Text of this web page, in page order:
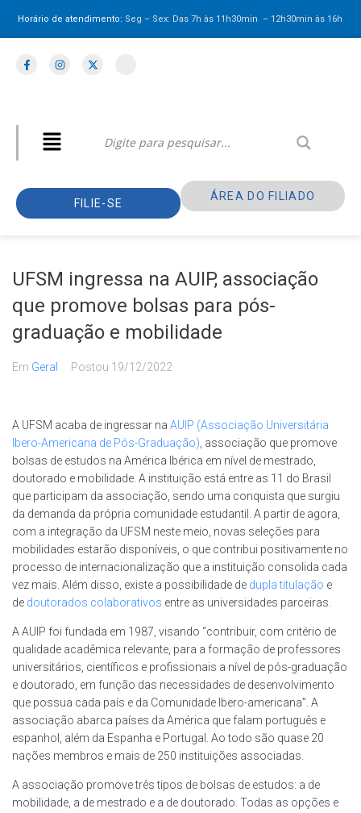
Horário de atendimento: Seg – Sex: Das 7h às 11h30min – 12h30minàs 16h
FILIE-SE
ÁREA DO FILIADO
UFSM ingressa na AUIP, associação
que promove bolsas para pós-
graduação e mobilidade
Em Geral Postou 19/12/2022
A UFSM acaba de ingressar na AUIP (Associação Universitária
Ibero-Americana de Pós-Graduação), associação que promove
bolsas de estudos na América Ibérica em nível de mestrado,
doutorado e mobilidade. A instituição está entre as 11 do Brasil
que participam da associação, sendo uma conquista que surgiu
da demanda da própria comunidade estudantil. A partir de agora,
com a integração da UFSM neste meio, novas seleções para
mobilidades estarão disponíveis, o que contribui positivamente no
processo de internacionalização que a instituição consolida cada
vez mais. Além disso, existe a possibilidade de dupla titulação e
de doutorados colaborativos entre as universidades parceiras.
A AUIP foi fundada em 1987, visando “contribuir, com critério de
qualidade acadêmica relevante, para a formação de professores
universitários, científicos e profissionais a nível de pós-graduação
e doutorado, em função das necessidades de desenvolvimento
que possua cada país e da Comunidade Ibero-americana”. A
associação abarca países da América que falam português e
espanhol, além da Espanha e Portugal. Ao todo são quase 20
nações membros e mais de 250 instituições associadas.
A associação promove três tipos de bolsas de estudos: a de
mobilidade, a de mestrado e a de doutorado. Todas as opções e